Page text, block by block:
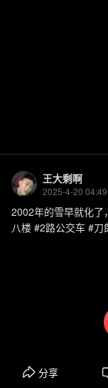
王大剩啊
2025-4-20 04:49
2002年的雪早就化
八楼 #2路公交车 #
分享